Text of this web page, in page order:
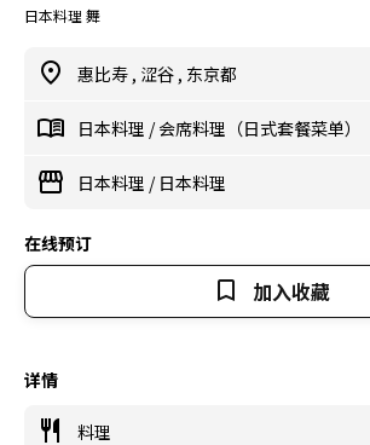
日本料理 舞
惠比寿 , 涩谷 , 东京都
日本料理 /会席料理（日式套餐菜单）
日本料理 / 日本料理
在线预订
加入收藏
详情
料理